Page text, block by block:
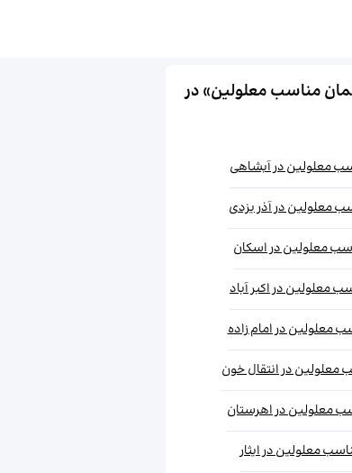
مناسب معلولین» در
معلولین در آبشاهی
معلولین در آذر یزدی
معلولین در اسکان
معلولین در اکبر آباد
معلولین در امام زاده
معلولین در انتقال خون
معلولین در اهرستان
معلولین در ایثار